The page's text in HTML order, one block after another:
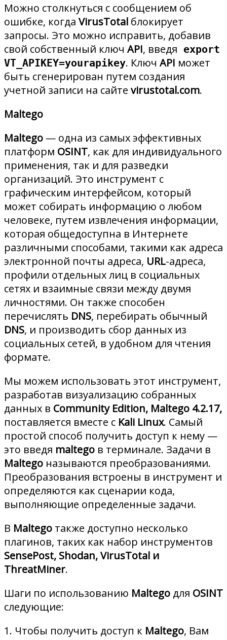
Можно столкнуться с сообщением об
ошибке, когда VirusTotal блокирует
запросы. Это можно исправить, добавив
свой собственный ключ API, введя export
VT_APIKEY=yourapikey. Ключ API может
быть сгенерирован путем создания
учетной записи на сайте virustotal.com.
Maltego
Maltego — одна из самых эффективных
платформ OSINT, как для индивидуального
применения, так и для разведки
организаций. Это инструмент с
графическим интерфейсом, который
может собирать информацию о любом
человеке, путем извлечения информации,
которая общедоступна в Интернете
различными способами, такими как адреса
электронной почты адреса, URL-адреса,
профили отдельных лиц в социальных
сетях и взаимные связи между двумя
личностями. Он также способен
перечислять DNS, перебирать обычный
DNS, и производить сбор данных из
социальных сетей, в удобном для чтения
формате.
Мы можем использовать этот инструмент,
разработав визуализацию собранных
данных в Community Edition, Maltego 4.2.17,
поставляется вместе с Kali Linux. Самый
простой способ получить доступ к нему —
это введя maltego в терминале. Задачи в
Maltego называются преобразованиями.
Преобразования встроены в инструмент и
определяются как сценарии кода,
выполняющие определенные задачи.
В Maltego также доступно несколько
плагинов, таких как набор инструментов
SensePost, Shodan, VirusTotal и
ThreatMiner.
Шаги по использованию Maltego для OSINT
следующие:
1. Чтобы получить доступ к Maltego, Вам